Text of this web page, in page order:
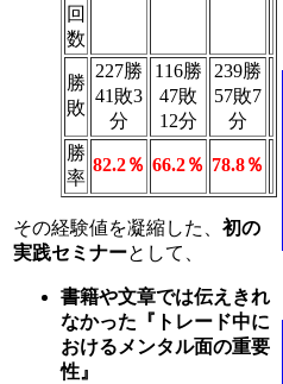
回
数
勝
敗
227勝
41敗3
分
116勝
47敗
12分
239勝
57敗7
分
勝
率
82.2％ 66.2％ 78.8％
その経験値を凝縮した、 初の
実践セミナーとして、
書籍や文章では伝えきれ
なかった『トレード中に
おけるメンタル面の重要
性』